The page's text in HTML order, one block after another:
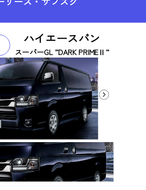
ハイエースバン
スーパーGL ”DARK PRIMEⅡ”